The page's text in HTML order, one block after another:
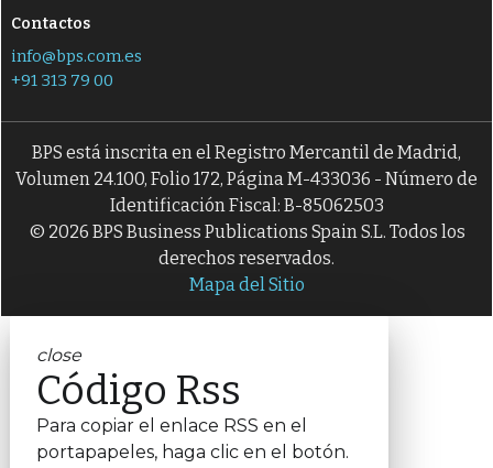
Contactos
info@bps.com.es
+91 313 79 00
BPS está inscrita en el Registro Mercantil de Madrid,
Volumen 24.100, Folio 172, Página M-433036 - Número de
Identificación Fiscal: B-85062503
© 2026 BPS Business Publications Spain S.L. Todos los
derechos reservados.
Mapa del Sitio
close
Código Rss
Para copiar el enlace RSS en el
portapapeles, haga clic en el botón.